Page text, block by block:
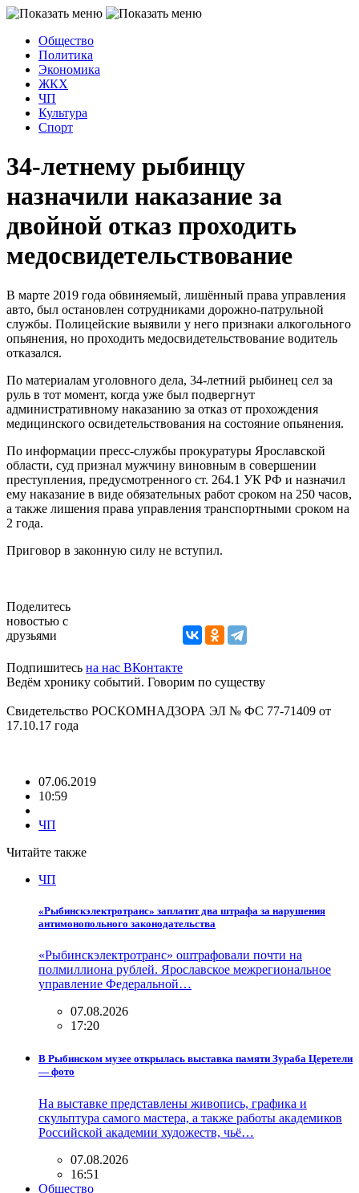
Общество
Политика
Экономика
ЖКХ
ЧП
Культура
Спорт
34-летнему рыбинцу
назначили наказание за
двойной отказ проходить
медосвидетельствование
В марте 2019 года обвиняемый, лишённый права управления
авто, был остановлен сотрудниками дорожно-патрульной
службы. Полицейские выявили у него признаки алкогольного
опьянения, но проходить медосвидетельствование водитель
отказался.
По материалам уголовного дела, 34-летний рыбинец сел за
руль в тот момент, когда уже был подвергнут
административному наказанию за отказ от прохождения
медицинского освидетельствования на состояние опьянения.
По информации пресс-службы прокуратуры Ярославской
области, суд признал мужчину виновным в совершении
преступления, предусмотренного ст. 264.1 УК РФ и назначил
ему наказание в виде обязательных работ сроком на 250 часов,
а также лишения права управления транспортными сроком на
2 года.
Приговор в законную силу не вступил.
Поделитесь
новостью с
друзьями
Подпишитесь на нас ВКонтакте
Ведём хронику событий. Говорим по существу
Свидетельство РОСКОМНАДЗОРА ЭЛ № ФС 77-71409 от
17.10.17 года
07.06.2019
10:59
ЧП
Читайте также
ЧП
«Рыбинскэлектротранс» заплатит два штрафа за нарушения
антимонопольного законодательства
«Рыбинскэлектротранс» оштрафовали почти на
полмиллиона рублей. Ярославское межрегиональное
управление Федеральной…
07.08.2026
17:20
В Рыбинском музее открылась выставка памяти Зураба Церетели
— фото
На выставке представлены живопись, графика и
скульптура самого мастера, а также работы академиков
Российской академии художеств, чьё…
07.08.2026
16:51
Общество